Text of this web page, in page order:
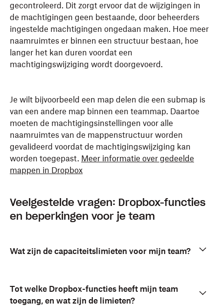
gecontroleerd. Dit zorgt ervoor dat de wijzigingen in
de machtigingen geen bestaande, door beheerders
ingestelde machtigingen ongedaan maken. Hoe meer
naamruimtes er binnen een structuur bestaan, hoe
langer het kan duren voordat een
machtigingswijziging wordt doorgevoerd.
Je wilt bijvoorbeeld een map delen die een submap is
van een andere map binnen een teammap. Daartoe
moeten de machtigingsinstellingen voor alle
naamruimtes van de mappenstructuur worden
gevalideerd voordat de machtigingswijziging kan
worden toegepast. Meer informatie over gedeelde
mappen in Dropbox
Veelgestelde vragen: Dropbox-functies
en beperkingen voor je team
Wat zijn de capaciteitslimieten voor mijn team?
Tot welke Dropbox-functies heeft mijn team
toegang, en wat zijn de limieten?